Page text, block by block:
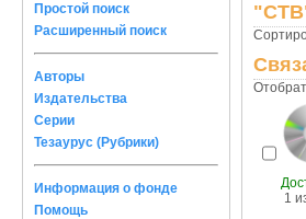
Простой поиск
Расширенный поиск
Авторы
Издательства
Серии
Тезаурус (Рубрики)
Информация о фонде
Помощь
1